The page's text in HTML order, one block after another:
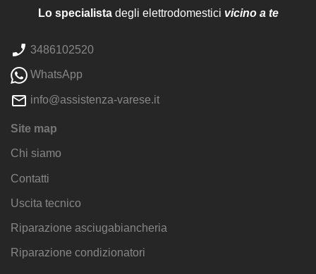
Lo specialistadegli elettrodomestici vicino a te
3486102520
WhatsApp
info@assistenza-varese.it
Site map
Chi siamo
Contatti
Uscita tecnico
Riparazione asciugabiancheria
Riparazione condizionatori